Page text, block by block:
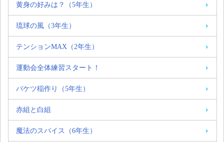
黄身の好みは？（5年生）
琉球の風（3年生）
テンションMAX（2年生）
運動会全体練習スタート！
バケツ稲作り（5年生）
赤組と白組
魔法のスパイス（6年生）